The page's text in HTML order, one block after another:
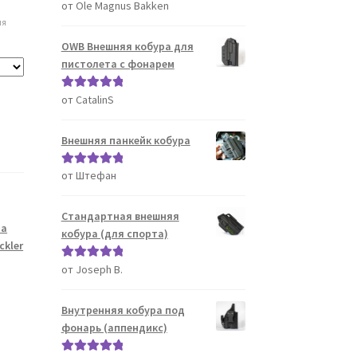
Оценка5из
от Ole Magnus Bakken
OWB Внешняя кобура для
пистолета с фонарем
Оценка5из
от CatalinS
Внешняя панкейк кобура
Оценка5из
от Штефан
Стандартная внешняя
кобура (для спорта)
Оценка5из
от Joseph B.
Внутренняя кобура под
фонарь (аппендикс)